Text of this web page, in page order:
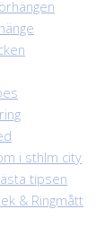
i sthlm city
tipsen
& Ringmått